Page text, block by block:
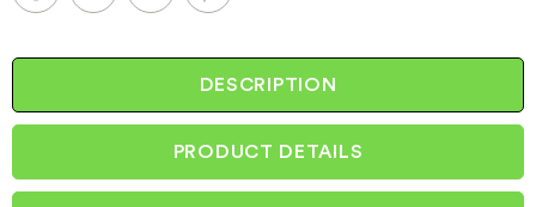
DESCRIPTION
PRODUCT DETAILS